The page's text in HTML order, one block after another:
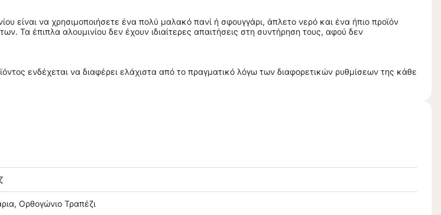
είναι να χρησιμοποιήσετε ένα πολύ μαλακό πανί ή σφουγγάρι, άπλετο νερό και ένα ήπιο προϊόν
Τα έπιπλα αλουμινίου δεν έχουν ιδιαίτερες απαιτήσεις στη συντήρηση τους, αφού δεν
ενδέχεται να διαφέρει ελάχιστα από το πραγματικό λόγω των διαφορετικών ρυθμίσεων της κάθε
Ορθογώνιο Τραπέζι